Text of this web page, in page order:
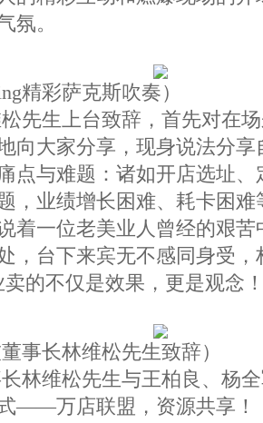
氛。
精彩萨克斯吹奏）
先生上台致辞，首先对在
向大家分享，现身说法分
点与难题：诸如开店选址
，业绩增长困难、耗卡困
着一位老美业人曾经的艰
，台下来宾无不感同身受
的不仅是效果，更是观念
董事长林维松先生致辞）
林维松先生与王柏良、杨
——万店联盟，资源共享！